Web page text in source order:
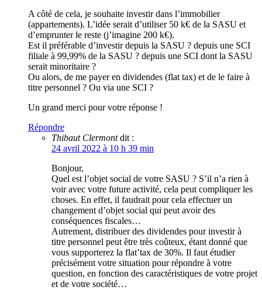
A côté de cela, je souhaite investir dans l’immobilier
(appartements). L’idée serait d’utiliser 50 k€ de la SASU et
d’emprunter le reste (j’imagine 200 k€).
Est il préférable d’investir depuis la SASU ? depuis une SCI
filiale à 99,99% de la SASU ? depuis une SCI dont la SASU
serait minoritaire ?
Ou alors, de me payer en dividendes (flat tax) et de le faire à
titre personnel ? Ou via une SCI ?
Un grand merci pour votre réponse !
Répondre
Thibaut Clermont dit :
24 avril 2022 à 10 h 39 min
Bonjour,
Quel est l’objet social de votre SASU ? S’il n’a rien à
voir avec votre future activité, cela peut compliquer les
choses. En effet, il faudrait pour cela effectuer un
changement d’objet social qui peut avoir des
conséquences fiscales…
Autrement, distribuer des dividendes pour investir à
titre personnel peut être très coûteux, étant donné que
vous supporterez la flat’tax de 30%. Il faut étudier
précisément votre situation pour répondre à votre
question, en fonction des caractéristiques de votre projet
et de votre société…